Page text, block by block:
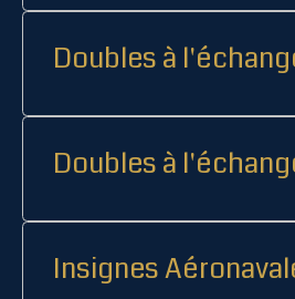
Doubles à
Doubles à
Insignes